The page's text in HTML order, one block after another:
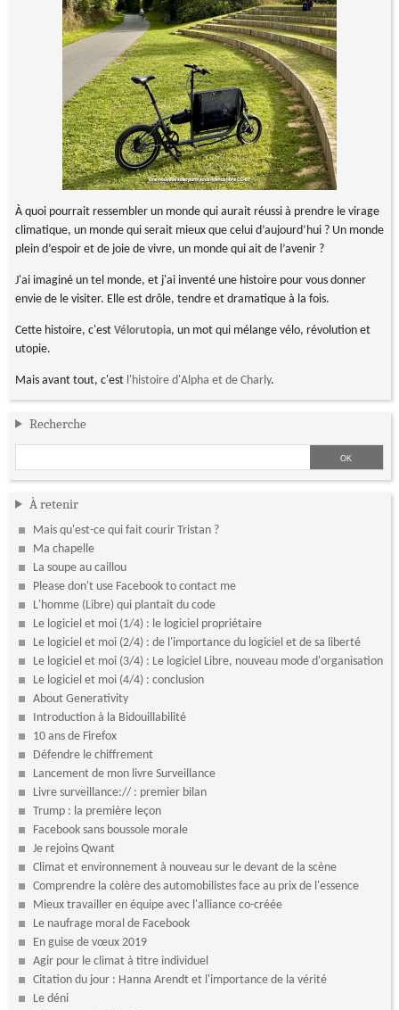
À quoi pourrait ressembler un monde qui aurait réussi à prendre le virage
climatique, un monde qui serait mieux que celui d’aujourd’hui ? Un monde
plein d’espoir et de joie de vivre, un monde qui ait de l’avenir ?
J'ai imaginé un tel monde, et j'ai inventé une histoire pour vous donner
envie de le visiter. Elle est drôle, tendre et dramatique à la fois.
Cette histoire, c'est Vélorutopia, un mot qui mélange vélo, révolution et
utopie.
Mais avant tout, c'est l'histoire d'Alpha et de Charly.
Recherche
À retenir
Mais qu'est-ce qui fait courir Tristan ?
Ma chapelle
La soupe au caillou
Please don't use Facebook to contact me
L'homme (Libre) qui plantait du code
Le logiciel et moi (1/4) : le logiciel propriétaire
Le logiciel et moi (2/4) : de l'importance du logiciel et de sa liberté
Le logiciel et moi (3/4) : Le logiciel Libre, nouveau mode d'organisation
Le logiciel et moi (4/4) : conclusion
About Generativity
Introduction à la Bidouillabilité
10 ans de Firefox
Défendre le chiffrement
Lancement de mon livre Surveillance
Livre surveillance:// : premier bilan
Trump : la première leçon
Facebook sans boussole morale
Je rejoins Qwant
Climat et environnement à nouveau sur le devant de la scène
Comprendre la colère des automobilistes face au prix de l'essence
Mieux travailler en équipe avec l'alliance co-créée
Le naufrage moral de Facebook
En guise de vœux 2019
Agir pour le climat à titre individuel
Citation du jour : Hanna Arendt et l'importance de la vérité
Le déni